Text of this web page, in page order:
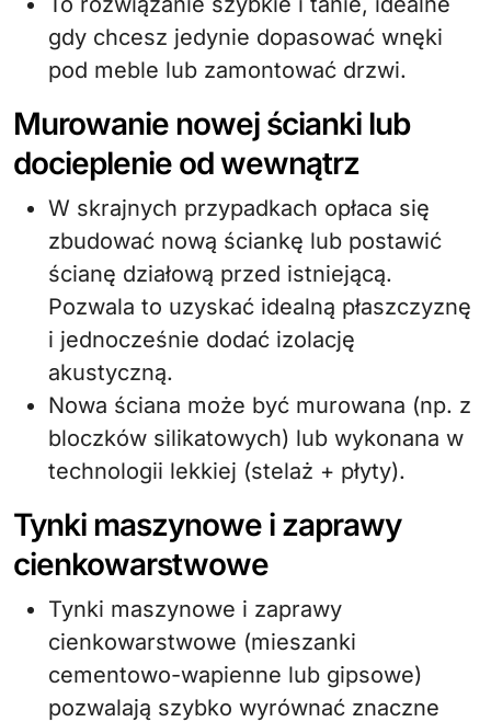
gdy chcesz jedynie dopasować wnęki
pod meble lub zamontować drzwi.
Murowanie nowej ścianki lub
docieplenie od wewnątrz
W skrajnych przypadkach opłaca się
zbudować nową ściankę lub postawić
ścianę działową przed istniejącą.
Pozwala to uzyskać idealną płaszczyznę
i jednocześnie dodać izolację
akustyczną.
Nowa ściana może być murowana (np. z
bloczków silikatowych) lub wykonana w
technologii lekkiej (stelaż + płyty).
Tynki maszynowe i zaprawy
cienkowarstwowe
Tynki maszynowe i zaprawy
cienkowarstwowe (mieszanki
cementowo-wapienne lub gipsowe)
pozwalają szybko wyrównać znaczne